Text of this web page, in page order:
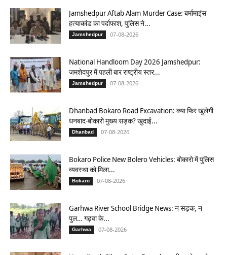
Jamshedpur Aftab Alam Murder Case: बर्मामाइंस
हत्याकांड का पर्दाफाश, पुलिस ने...
Jamshedpur 07-08-2026
National Handloom Day 2026 Jamshedpur:
जमशेदपुर में पहली बार राष्ट्रीय स्तर...
Jamshedpur 07-08-2026
Dhanbad Bokaro Road Excavation: क्या फिर खुलेगी
धनबाद-बोकारो मुख्य सड़क? खुदाई...
Dhanbad 07-08-2026
Bokaro Police New Bolero Vehicles: बोकारो में पुलिस
व्यवस्था को मिला...
Bokaro 07-08-2026
Garhwa River School Bridge News: न सड़क, न
पुल… गढ़वा के...
Garhwa 07-08-2026